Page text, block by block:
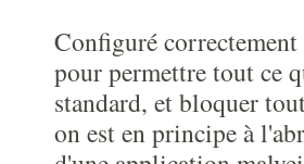
Configuré
pour permettre tout ce
standard, et bloquer
on est en principe à